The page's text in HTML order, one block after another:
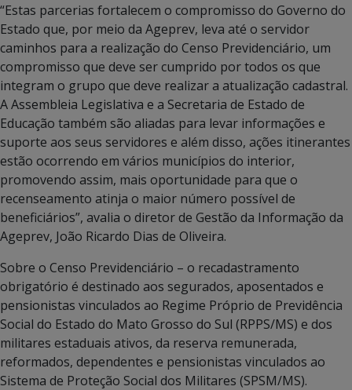
“Estas parcerias fortalecem o compromisso do Governo do
Estado que, por meio da Ageprev, leva até o servidor
caminhos para a realização do Censo Previdenciário, um
compromisso que deve ser cumprido por todos os que
integram o grupo que deve realizar a atualização cadastral.
A Assembleia Legislativa e a Secretaria de Estado de
Educação também são aliadas para levar informações e
suporte aos seus servidores e além disso, ações itinerantes
estão ocorrendo em vários municípios do interior,
promovendo assim, mais oportunidade para que o
recenseamento atinja o maior número possível de
beneficiários”, avalia o diretor de Gestão da Informação da
Ageprev, João Ricardo Dias de Oliveira.
Sobre o Censo Previdenciário – o recadastramento
obrigatório é destinado aos segurados, aposentados e
pensionistas vinculados ao Regime Próprio de Previdência
Social do Estado do Mato Grosso do Sul (RPPS/MS) e dos
militares estaduais ativos, da reserva remunerada,
reformados, dependentes e pensionistas vinculados ao
Sistema de Proteção Social dos Militares (SPSM/MS).